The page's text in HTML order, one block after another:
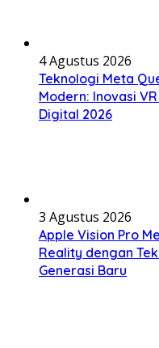
4 Agustus 2026
Teknologi Meta
Modern: Inovasi
Digital 2026
3 Agustus 2026
Apple Vision Pro
Reality dengan
Generasi Baru